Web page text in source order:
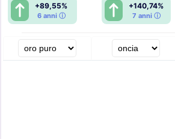
+89,55%
6 anni ⓘ
+140,74%
7 anni ⓘ